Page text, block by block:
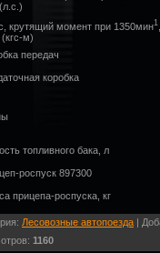
крутящий момент при 1350мин1
м)
передач
коробка
топливного бака, л
роспуск 897300
прицепа-роспуска, кг
: Лесовозные автопоезда |
: 1160